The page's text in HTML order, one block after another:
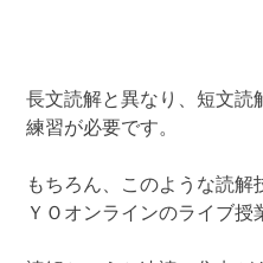
長文読解と異なり、短文読
練習が必要です。
もちろん、このような読解
ＹＯオンラインのライブ授